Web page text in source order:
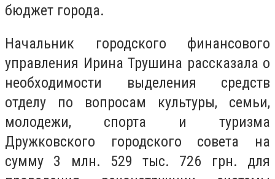
бюджет города.
Начальник городского финансового
управления Ирина Трушина рассказала о
необходимости выделения средств
отделу по вопросам культуры, семьи,
молодежи, спорта и туризма
Дружковского городского совета на
сумму 3 млн. 529 тыс. 726 грн. для